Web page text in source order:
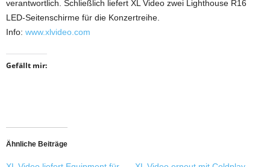
verantwortlich. Schließlich liefert XL Video zwei Lighthouse R16
LED-Seitenschirme für die Konzertreihe.
Info: www.xlvideo.com
Gefällt mir:
Ähnliche Beiträge